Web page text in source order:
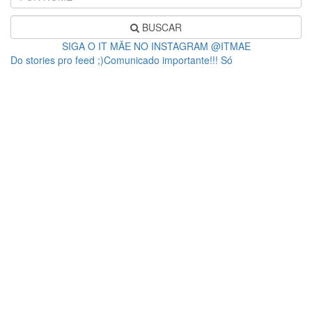
BUSCAR
SIGA O IT MÃE NO INSTAGRAM @ITMAE
Do stories pro feed ;)Comunicado importante!!! Só